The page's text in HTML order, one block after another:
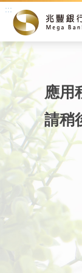
:::
應用
請稍